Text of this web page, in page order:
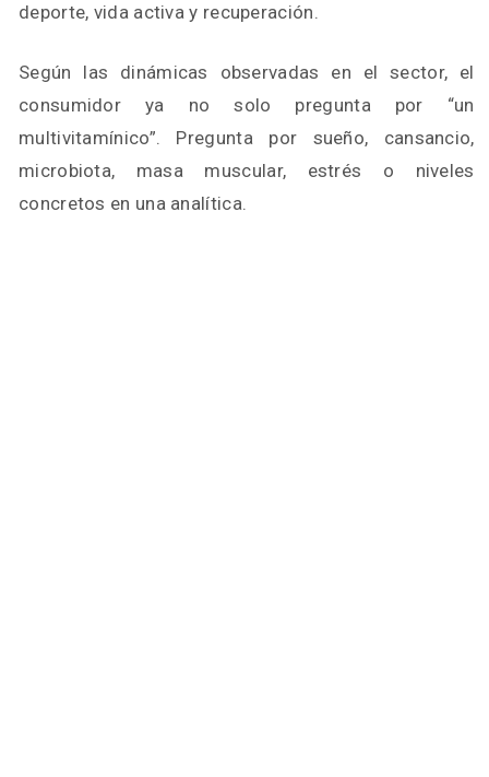
deporte, vida activa y recuperación.
Según las dinámicas observadas en el sector, el
consumidor ya no solo pregunta por “un
multivitamínico”. Pregunta por sueño, cansancio,
microbiota, masa muscular, estrés o niveles
concretos en una analítica.